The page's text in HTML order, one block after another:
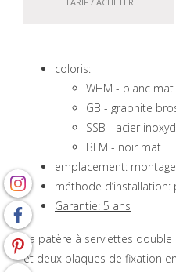
coloris:
WHM - blanc mat
GB - graphite
SSB - acier
BLM - noir mat
emplacement:
méthode d’installation:
Garantie: 5 ans
La patère à serviettes
et deux plaques de fixation